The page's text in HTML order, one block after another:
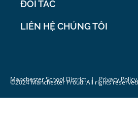
ĐỐI TÁC
LIÊN HỆ CHÚNG TÔI
Manchester School District|Privacy Policy
©2024 Manchester Proud. All rights